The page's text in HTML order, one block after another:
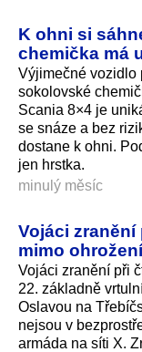
K ohni si
chemička má
Výjimečné vozidlo
sokolovské
Scania 8×4 je
se snáze a bez
dostane k ohni.
jen hrstka.
minulý měsíc
Vojáci
mimo
Vojáci zranění při
22. základně
Oslavou na
nejsou v
armáda na síti X.